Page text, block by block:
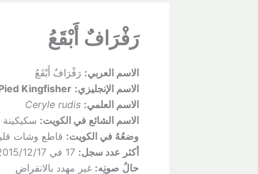
رَفْرَافٌ أَبْقَعُ
الاسم العربي: رَفْرَافٌ أَبْقَعُ
الاسم الإنجليزي: Kingfisher
الاسم العلمي: Ceryle rudis
الاسم الشائع في الكويت: سكيكينة
وضعُهُ في الكويت: قاطع وشات
أكثر عدد سجل:
حالُ صونِه: غير مهدد بالانقراض